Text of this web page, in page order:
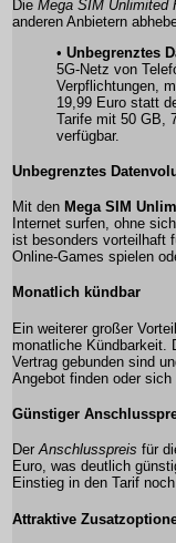
Die Mega SIM Unlimited
anderen Anbietern
• Unbegrenztes
5G-Netz von
Verpflichtungen,
19,99 Euro statt
Tarife mit 50 GB,
verfügbar.
Unbegrenztes
Mit den Mega SIM
Internet surfen, ohne
ist besonders vorteilhaft
Online-Games spielen
Monatlich kündbar
Ein weiterer großer
monatliche Kündbarkeit.
Vertrag gebunden sind
Angebot finden oder sich
Günstiger
DerAnschlusspreis für
Euro, was deutlich
Einstieg in den Tarif
Attraktive